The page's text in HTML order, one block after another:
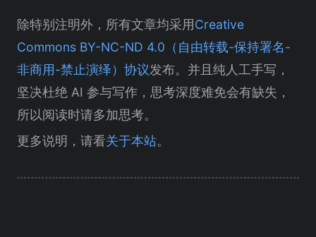
除特别注明外，所有文章均采用Creative
Commons BY-NC-ND 4.0（自由转载-保持署名-
非商用-禁止演绎）协议发布。并且纯人工手写，
坚决杜绝 AI 参与写作，思考深度难免会有缺失，
所以阅读时请多加思考。
更多说明，请看关于本站。